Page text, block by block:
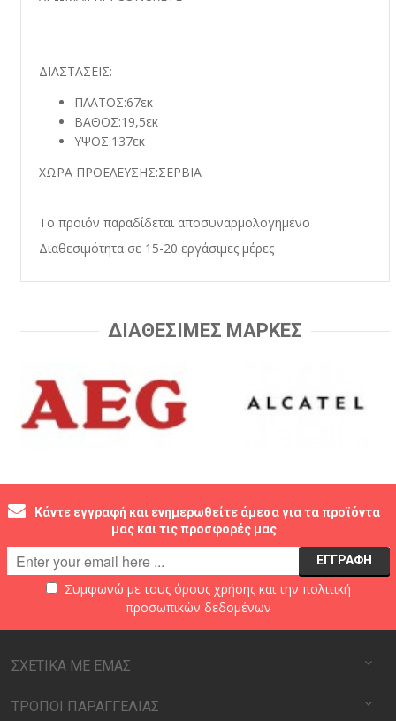
ΔΙΑΣΤΑΣΕΙΣ:
ΠΛΑΤΟΣ:67εκ
ΒΑΘΟΣ:19,5εκ
ΥΨΟΣ:137εκ
ΧΩΡΑ ΠΡΟΕΛΕΥΣΗΣ:ΣΕΡΒΙΑ
Το προϊόν παραδίδεται αποσυναρμολογημένο
Διαθεσιμότητα σε 15-20 εργάσιμες μέρες
ΔΙΑΘΕΣΙΜΕΣ ΜΑΡΚΕΣ
Κάντε εγγραφή και ενημερωθείτε άμεσα για τα προϊόντα
μας και τις προσφορές μας
Συμφωνώ με τους όρους χρήσηςκαι την πολιτική
προσωπικών δεδομένων
ΣΧΕΤΙΚΑ ΜΕ ΕΜΑΣ
ΤΡΟΠΟΙ ΠΑΡΑΓΓΕΛΙΑΣ